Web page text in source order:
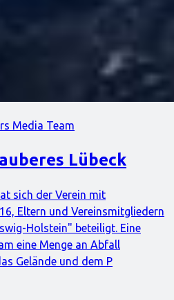
Media Team
Lübeck
sich der Verein mit
Eltern und Vereinsmitgliedern
Holstein" beteiligt. Eine
eine Menge an Abfall
Gelände und dem P